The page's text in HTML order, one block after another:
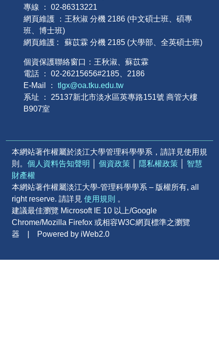
專線 ： 02-86313221
網頁維護 ：王秋淑 分機 2186 (中文碩士班、碩專
班、博士班)
網頁維護 : 蘇苡霖 分機 2185 (大學部、全英碩士班)
個資保護聯絡窗口：王秋淑、蘇苡霖
電話 ： 02-26215656#2185、2186
E-Mail ： tlgx@oa.tku.edu.tw
系址 ： 25137新北市淡水區英專路151號 商管大樓
B907室
本網站著作權屬於淡江大學管理科學學系，請詳見使用規
則。 個人資料告知聲明 個資政策 隱私權政策
智慧
財產權
本網站著作權屬淡江大學-管理科學學系 – 版權所有, all
right reserve. 請詳見 使用規則 。
建議最佳瀏覽 Microsoft IE 10 以上/Google
Chrome/Mozilla Firefox 或相容W3C網頁標準之瀏覽
器 | Powered by iWeb2.0